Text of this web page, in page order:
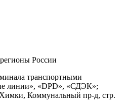
России
транспортными
линии», «DPD», «СДЭК»;
Химки, Коммунальный пр-д, стр.